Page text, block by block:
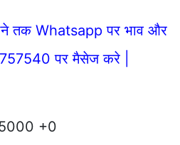
तक Whatsapp पर भाव और
पर मैसेज करे |
+0